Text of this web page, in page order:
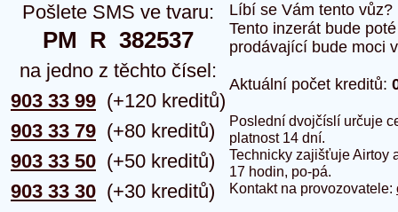
Pošlete SMS ve tvaru:
PM  R  382537
na jedno z těchto čísel:
903 33 99
903 33 79
903 33 50
903 33 30
(+120 kreditů)
(+80 kreditů)
(+50 kreditů)
(+30 kreditů)
Líbí se Vám tento
Tento inzerát bude
prodávající bude moci
Aktuální počet kreditů:
Poslední dvojčíslí určuje
platnost 14 dní.
Technicky zajišťuje Airtoy
17 hodin, po-pá.
Kontakt na provozovatele: